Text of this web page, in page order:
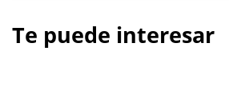
Te puede interesar